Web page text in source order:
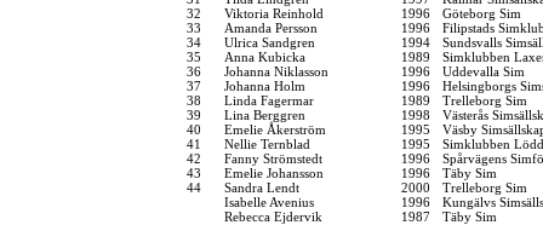
32
Viktoria Reinhold 1996
Göteborg Sim
33
Amanda Persson 1996
Filipstads
34
Ulrica Sandgren 1994
Sundsvalls
35
Anna Kubicka 1989
Simklubben
36
Johanna Niklasson 1996
Uddevalla Sim
37
Johanna Holm 1996
Helsingborgs
38
Linda Fagermar 1989
Trelleborg Sim
39
Lina Berggren 1998
Västerås
40
Emelie Åkerström 1995
Väsby
41
Nellie Ternblad 1995
Simklubben
42
Fanny Strömstedt 1996
Spårvägens
43
Emelie Johansson 1996
Täby Sim
44
Sandra Lendt 2000
Trelleborg Sim
Isabelle Avenius
1996
Kungälvs
Rebecca Ejdervik
1987 Täby Sim